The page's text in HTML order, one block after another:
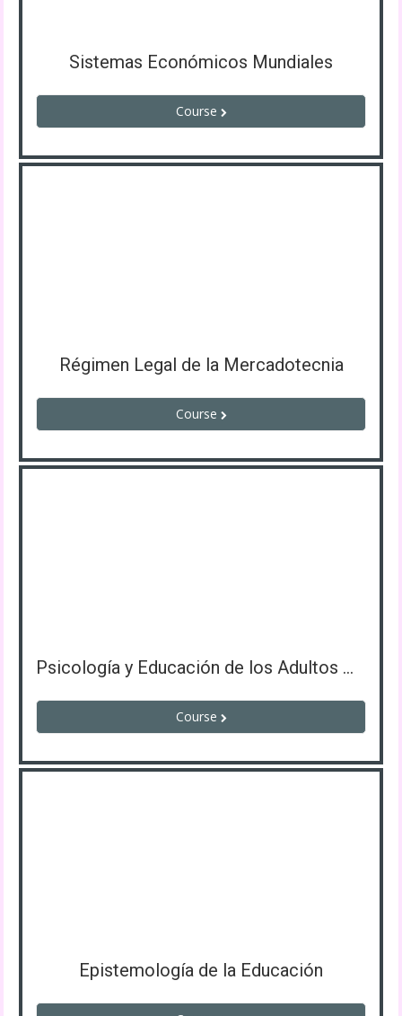
Sistemas Económicos Mundiales
Course
Régimen Legal de la Mercadotecnia
Course
Psicología y Educación de los Adultos Mayores
Course
Epistemología de la Educación